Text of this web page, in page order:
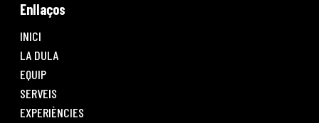
Enllaços
INICI
LA DULA
EQUIP
SERVEIS
EXPERIÈNCIES